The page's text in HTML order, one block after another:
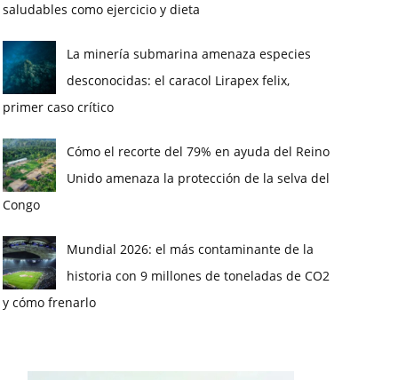
saludables como ejercicio y dieta
La minería submarina amenaza especies
desconocidas: el caracol Lirapex felix,
primer caso crítico
Cómo el recorte del 79% en ayuda del Reino
Unido amenaza la protección de la selva del
Congo
Mundial 2026: el más contaminante de la
historia con 9 millones de toneladas de CO2
y cómo frenarlo